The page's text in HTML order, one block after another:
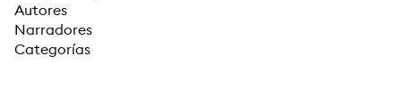
Autores
Narradores
Categorías